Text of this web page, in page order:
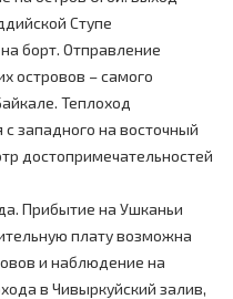
Ступе
борт. Отправление
островов – самого
Теплоход
западного на восточный
достопримечательностей
Прибытие на Ушканьи
плату возможна
и наблюдение на
в Чивыркуйский залив,